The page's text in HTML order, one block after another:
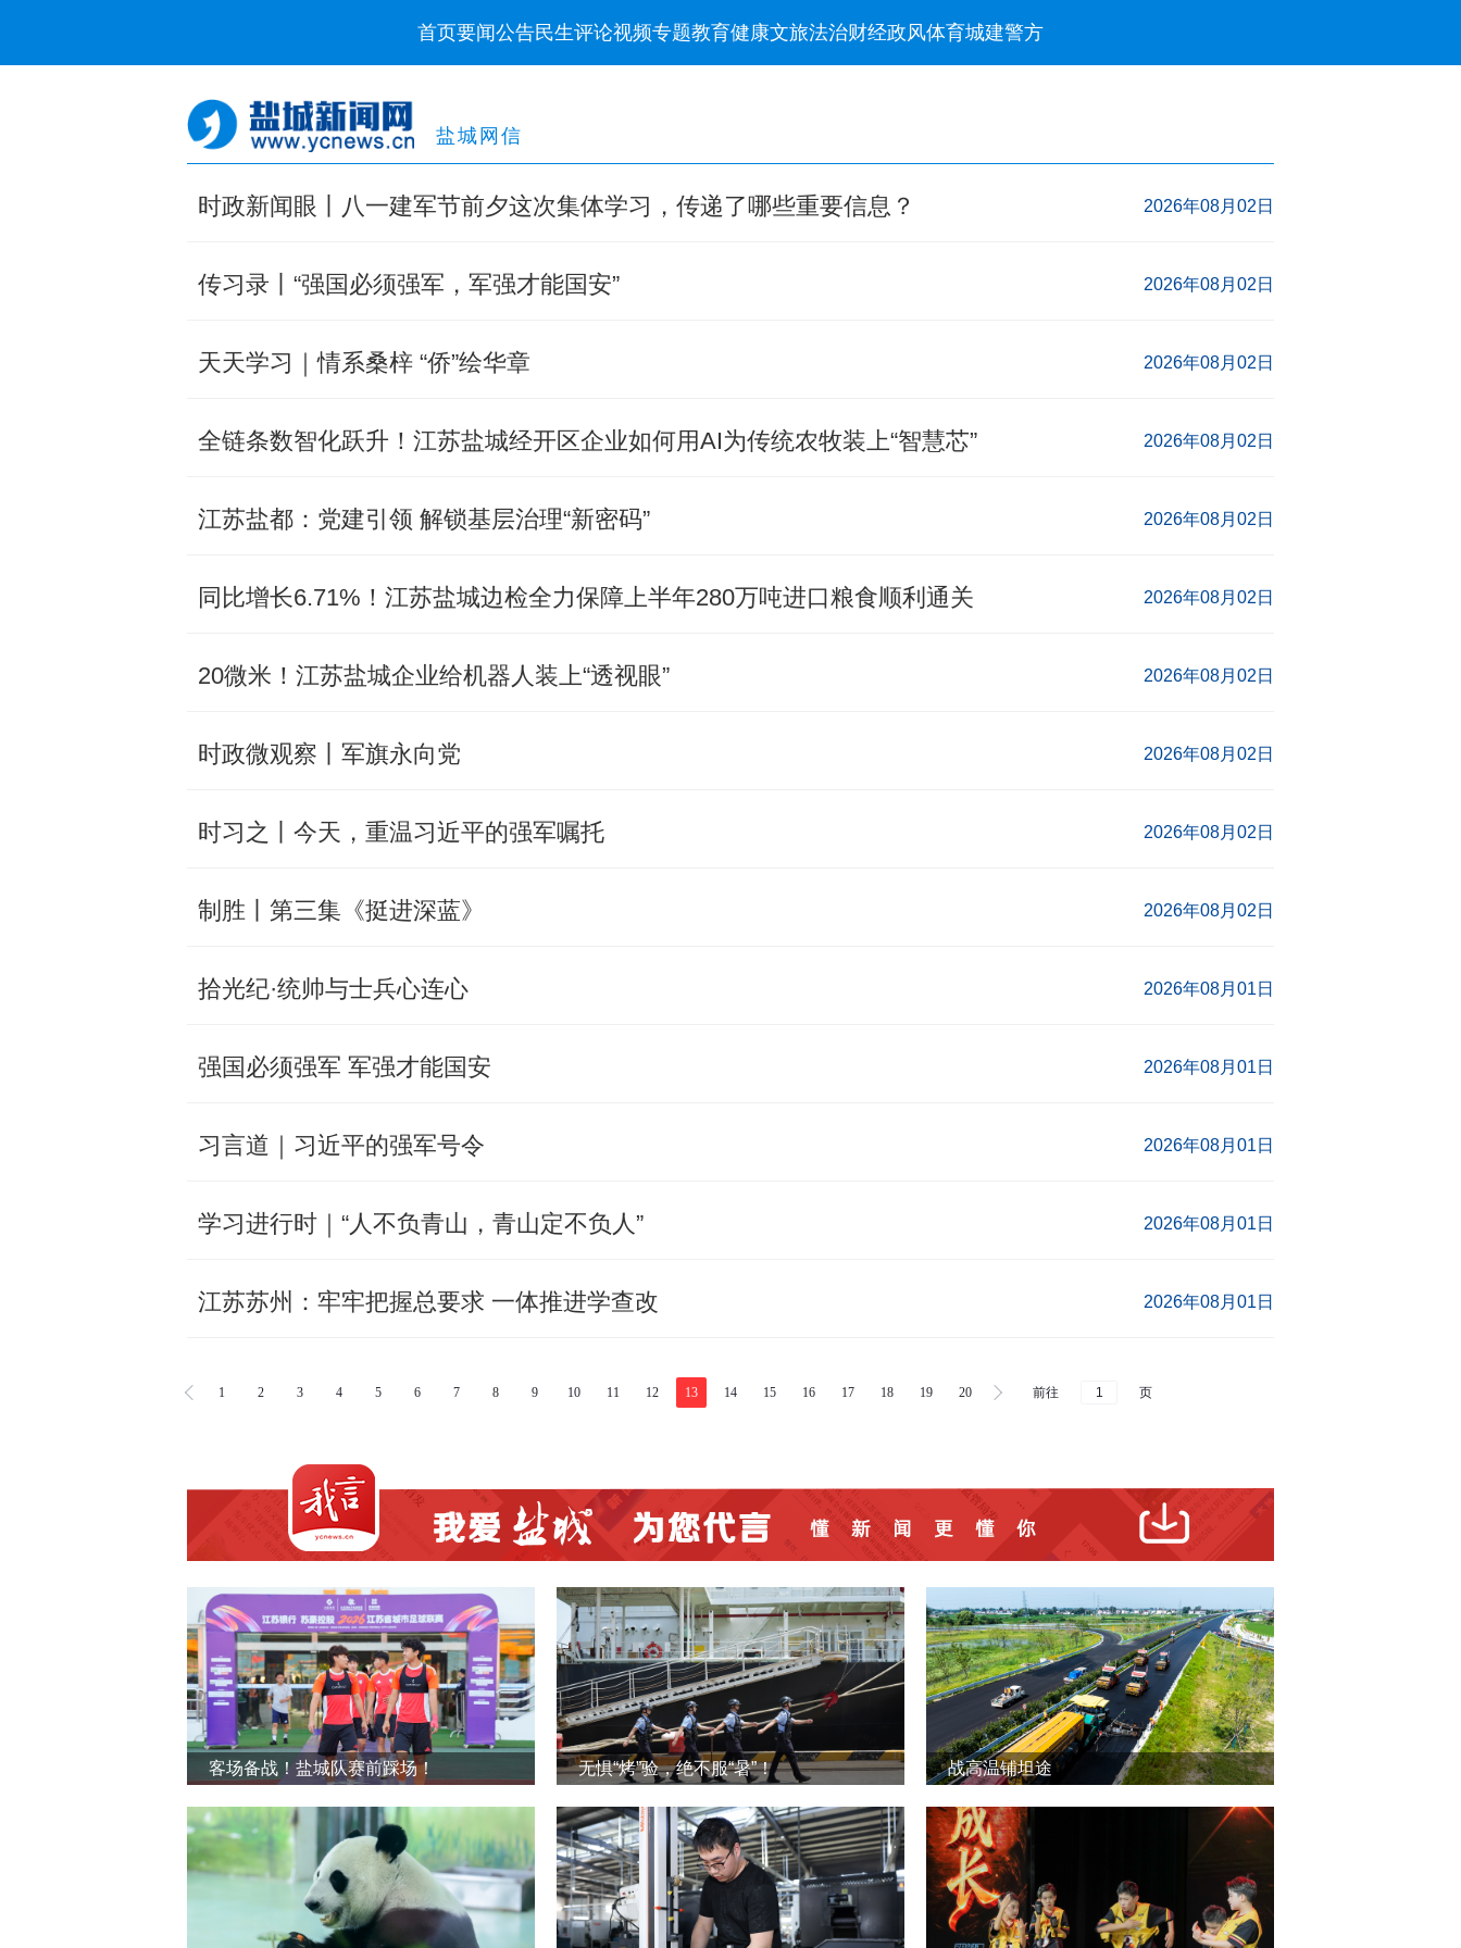
首页要闻公告民生评论视频专题教育健康文旅法治财经政风体育城建警方
盐城网信
时政新闻眼丨八一建军节前夕这次集体学习，传递了哪些重要信息？ 2026年08月02日
传习录丨“强国必须强军，军强才能国安” 2026年08月02日
天天学习｜情系桑梓 “侨”绘华章 2026年08月02日
全链条数智化跃升！江苏盐城经开区企业如何用AI为传统农牧装上“智慧芯” 2026年08月02日
江苏盐都：党建引领 解锁基层治理“新密码” 2026年08月02日
同比增长6.71%！江苏盐城边检全力保障上半年280万吨进口粮食顺利通关 2026年08月02日
20微米！江苏盐城企业给机器人装上“透视眼” 2026年08月02日
时政微观察丨军旗永向党 2026年08月02日
时习之丨今天，重温习近平的强军嘱托 2026年08月02日
制胜丨第三集《挺进深蓝》 2026年08月02日
拾光纪·统帅与士兵心连心 2026年08月01日
强国必须强军 军强才能国安 2026年08月01日
习言道｜习近平的强军号令 2026年08月01日
学习进行时｜“人不负青山，青山定不负人” 2026年08月01日
江苏苏州：牢牢把握总要求 一体推进学查改 2026年08月01日
1 2 3 4 5 6 7 8 9 10 11 12 13 14 15 16 17 18 19 20 前往 页
客场备战！盐城队赛前踩场！ 无惧“烤”验，绝不服“暑”！ 战高温铺坦途